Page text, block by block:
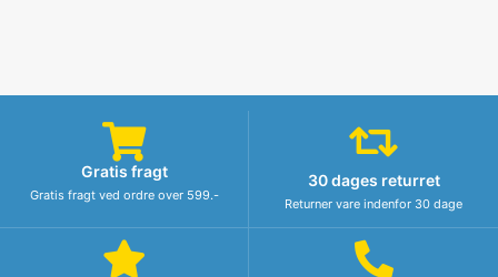
Gratis fragt
Gratis fragt ved ordre over 599.-
30 dages returret
Returner vare indenfor 30 dage